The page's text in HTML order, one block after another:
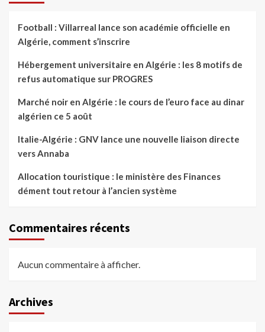
Football : Villarreal lance son académie officielle en
Algérie, comment s’inscrire
Hébergement universitaire en Algérie : les 8 motifs de
refus automatique sur PROGRES
Marché noir en Algérie : le cours de l’euro face au dinar
algérien ce 5 août
Italie-Algérie : GNV lance une nouvelle liaison directe
vers Annaba
Allocation touristique : le ministère des Finances
dément tout retour à l’ancien système
Commentaires récents
Aucun commentaire à afficher.
Archives